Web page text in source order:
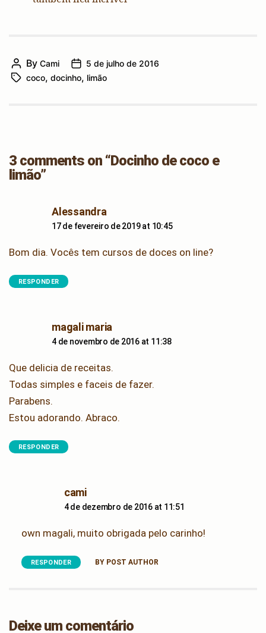
Post
author
By Cami
Post
date
5 de julho de 2016
Tagscoco, docinho, limão
3 comments on “Docinho de coco e
limão”
Alessandrasays:
17 de fevereiro de 2019 at 10:45
Bom dia. Vocês tem cursos de doces on line?
RESPONDER
magali maria
4 de novembro de 2016 at 11:38
Que delicia de receitas.
Todas simples e faceis de fazer.
Parabens.
Estou adorando. Abraco.
RESPONDER
camisays:
4 de dezembro de 2016 at 11:51
own magali, muito obrigada pelo carinho!
RESPONDER BY POST AUTHOR
Deixe um comentário